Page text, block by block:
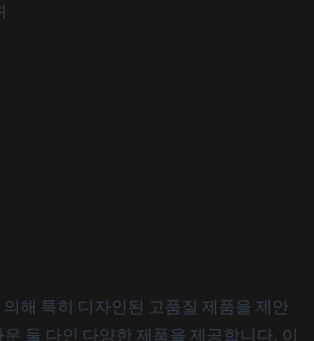
해 특히 디자인된 고품질 제품을 제안
둘 다인 다양한 제품을 제공합니다. 이